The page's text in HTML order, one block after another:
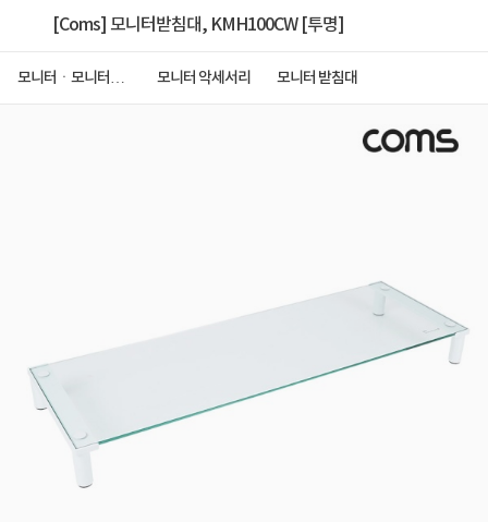
[Coms] 모니터받침대, KMH100CW [투명]
모니터ㆍ모니터주
모니터 악세서리 모니터 받침대